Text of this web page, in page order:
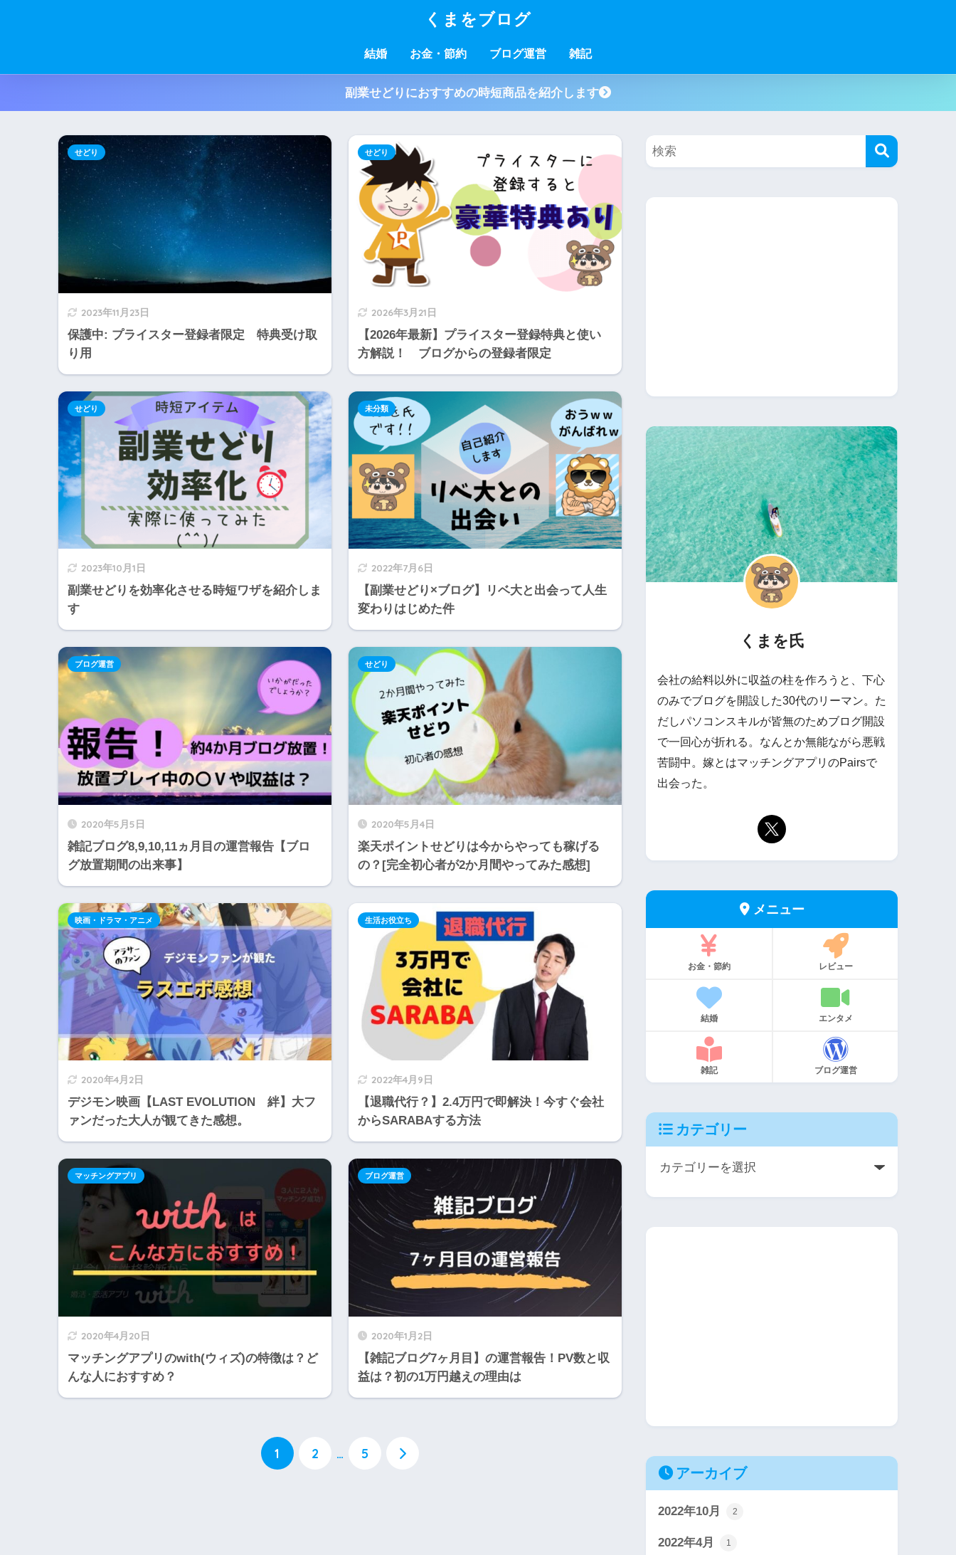
くまをブログ
結婚 お金・節約 ブログ運営 雑記
副業せどりにおすすめの時短商品を紹介します
2023年11月23日
保護中: プライスター登録者限定 特典受け取
り用
せどり
2026年3月21日
【2026年最新】プライスター登録特典と使い
方解説！ ブログからの登録者限定
せどり
2023年10月1日
副業せどりを効率化させる時短ワザを紹介しま
す
せどり
2022年7月6日
【副業せどり×ブログ】リベ大と出会って人生
変わりはじめた件
未分類
2020年5月5日
雑記ブログ8,9,10,11ヵ月目の運営報告【ブロ
グ放置期間の出来事】
ブログ運営
2020年5月4日
楽天ポイントせどりは今からやっても稼げる
の？[完全初心者が2か月間やってみた感想]
せどり
2020年4月2日
デジモン映画【LAST EVOLUTION 絆】大フ
ァンだった大人が観てきた感想。
映画・ドラマ・アニメ
2022年4月9日
【退職代行？】2.4万円で即解決！今すぐ会社
からSARABAする方法
生活お役立ち
2020年4月20日
マッチングアプリのwith(ウィズ)の特徴は？ど
んな人におすすめ？
マッチングアプリ
2020年1月2日
【雑記ブログ7ヶ月目】の運営報告！PV数と収
益は？初の1万円越えの理由は
ブログ運営
1 2 … 5
くまを氏
会社の給料以外に収益の柱を作ろうと、下心
のみでブログを開設した30代のリーマン。た
だしパソコンスキルが皆無のためブログ開設
で一回心が折れる。なんとか無能ながら悪戦
苦闘中。嫁とはマッチングアプリのPairsで
出会った。
メニュー
お金・節約 レビュー
結婚 エンタメ
雑記 ブログ運営
カテゴリー
アーカイブ
2022年10月 2
2022年4月 1